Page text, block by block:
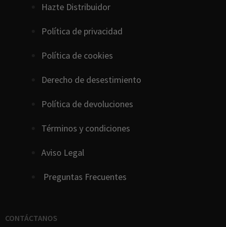
Hazte Distribuidor
Política de privacidad
Política de cookies
Derecho de desestimiento
Política de devoluciones
Términos y condiciones
Aviso Legal
Preguntas Frecuentes
CONTÁCTANOS